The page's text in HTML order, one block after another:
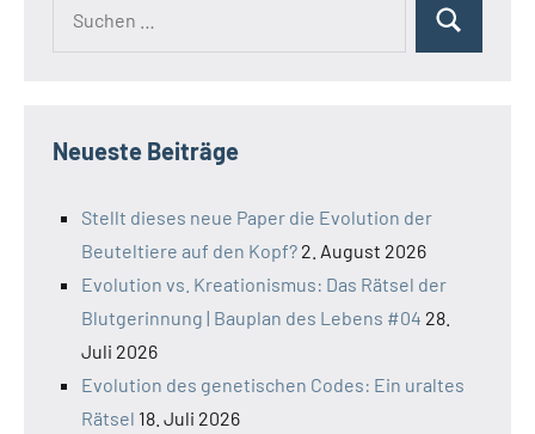
Suchen
Neueste Beiträge
Stellt dieses neue Paper die Evolution der
Beuteltiere auf den Kopf? 2. August 2026
Evolution vs. Kreationismus: Das Rätsel der
Blutgerinnung | Bauplan des Lebens #04 28.
Juli 2026
Evolution des genetischen Codes: Ein uraltes
Rätsel 18. Juli 2026